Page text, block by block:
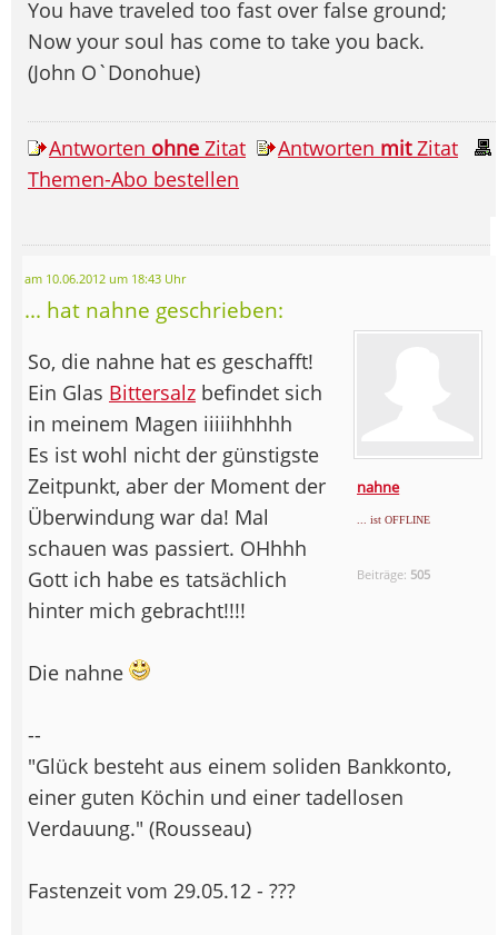
You have traveled too fast over false ground;
Now your soul has come to take you back.
(John O`Donohue)
Antworten ohne Zitat Antworten mitZitat
Themen-Abo bestellen
am 10.06.2012 um 18:43 Uhr
... hat nahne geschrieben:
nahne
... ist OFFLINE
Beiträge: 505
So, die nahne hat es geschafft!
Ein Glas Bittersalz befindet sich
in meinem Magen iiiiihhhhh
Es ist wohl nicht der günstigste
Zeitpunkt, aber der Moment der
Überwindung war da! Mal
schauen was passiert. OHhhh
Gott ich habe es tatsächlich
hinter mich gebracht!!!!
Die nahne
--
"Glück besteht aus einem soliden Bankkonto,
einer guten Köchin und einer tadellosen
Verdauung." (Rousseau)
Fastenzeit vom 29.05.12 - ???